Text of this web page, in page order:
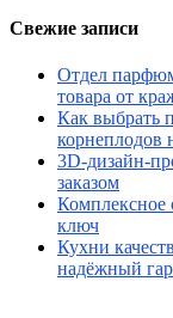
Свежие записи
Отдел
товара от
Как выбрать
корнеплодов
3D-дизайн-
заказом
Комплексное
ключ
Кухни
надёжный